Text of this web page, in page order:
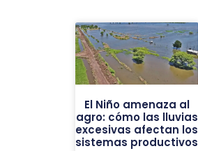
El Niño amenaza al
agro: cómo las lluvias
excesivas afectan los
sistemas productivos